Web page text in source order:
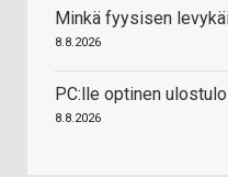
Minkä fyysisen
8.8.2026
PC:lle optinen ulostulo
8.8.2026